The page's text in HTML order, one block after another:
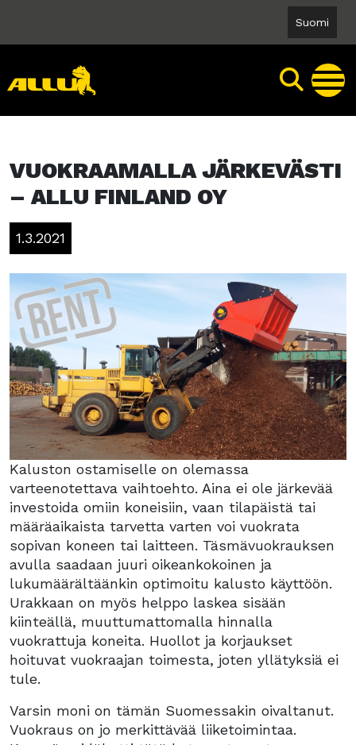
content
Suomi
VUOKRAAMALLA JÄRKEVÄSTI
– ALLU FINLAND OY
1.3.2021
Kaluston ostamiselle on olemassa
varteenotettava vaihtoehto. Aina ei ole järkevää
investoida omiin koneisiin, vaan tilapäistä tai
määräaikaista tarvetta varten voi vuokrata
sopivan koneen tai laitteen. Täsmävuokrauksen
avulla saadaan juuri oikeankokoinen ja
lukumäärältäänkin optimoitu kalusto käyttöön.
Urakkaan on myös helppo laskea sisään
kiinteällä, muuttumattomalla hinnalla
vuokrattuja koneita. Huollot ja korjaukset
hoituvat vuokraajan toimesta, joten yllätyksiä ei
tule.
Varsin moni on tämän Suomessakin oivaltanut.
Vuokraus on jo merkittävää liiketoimintaa.